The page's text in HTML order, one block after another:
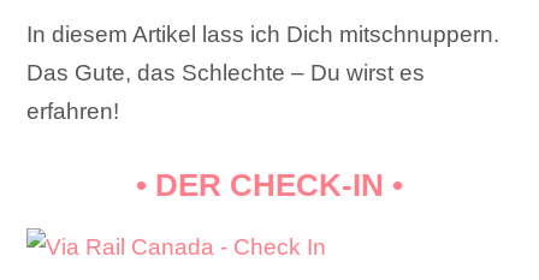
In diesem Artikel lass ich Dich mitschnuppern.
Das Gute, das Schlechte – Du wirst es
erfahren!
• DER CHECK-IN •